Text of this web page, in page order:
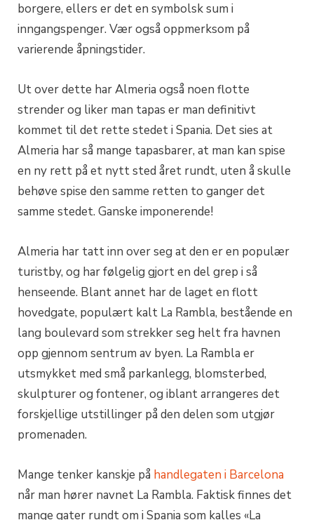
borgere, ellers er det en symbolsk sum i
inngangspenger. Vær også oppmerksom på
varierende åpningstider.
Ut over dette har Almeria også noen flotte
strender og liker man tapas er man definitivt
kommet til det rette stedet i Spania. Det sies at
Almeria har så mange tapasbarer, at man kan spise
en ny rett på et nytt sted året rundt, uten å skulle
behøve spise den samme retten to ganger det
samme stedet. Ganske imponerende!
Almeria har tatt inn over seg at den er en populær
turistby, og har følgelig gjort en del grep i så
henseende. Blant annet har de laget en flott
hovedgate, populært kalt La Rambla, bestående en
lang boulevard som strekker seg helt fra havnen
opp gjennom sentrum av byen. La Rambla er
utsmykket med små parkanlegg, blomsterbed,
skulpturer og fontener, og iblant arrangeres det
forskjellige utstillinger på den delen som utgjør
promenaden.
Mange tenker kanskje på handlegaten i Barcelona
når man hører navnet La Rambla. Faktisk finnes det
mange gater rundt om i Spania som kalles «La